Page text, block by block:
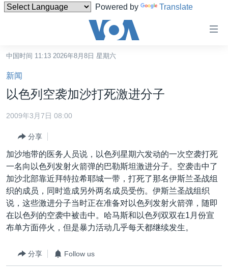
Powered by Translate
碍
链
接
跳
转
到
导
港澳
国际
最新国际新闻
印太
中东
欧洲
非洲
分类新闻
经济·金融·贸易
人权·法律·宗教
科教·文娱·体健
军事
美中关系
热点专题
白宫要闻
国会报道
VOA视频
VOA今日焦点
中国时间 11:13 2026年8月8日 星期六
新闻
以色列空袭加沙打死激进分子
2009年3月7日 08:00
分享
加沙地带的医务人员说，以色列星期六发动的一次空袭打死
一名向以色列发射火箭弹的巴勒斯坦激进分子。空袭击中了
加沙北部靠近拜特拉希耶城一带，打死了那名伊斯兰圣战组
织的成员，同时造成另外两名成员受伤。伊斯兰圣战组织
说，这些激进分子当时正在准备对以色列发射火箭弹，随即
在以色列的空袭中被击中。哈马斯和以色列双双在1月份宣
布单方面停火，但是暴力活动几乎每天都继续发生。
分享 Follow us